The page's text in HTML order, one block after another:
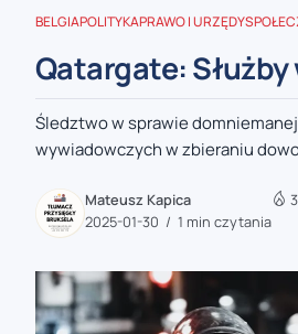
zaobserwuj nas
zaobserwuj nas
zaobserwuj nas
BELGIAPOLITYKAPRAWO I URZĘDY
Qatargate:
Śledztwo w sprawie
wywiadowczych w zbieraniu
Mateusz Kapica
2025-01-30
1 min czytania